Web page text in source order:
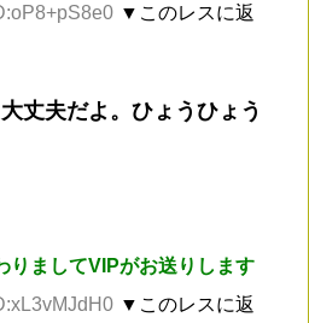
▼このレスに返
丈夫だよ。ひょうひょう
りましてVIPがお送りします
▼このレスに返